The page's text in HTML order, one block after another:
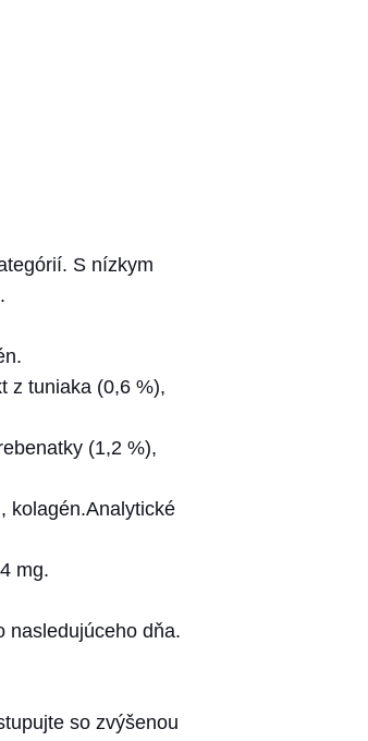
S nízkym
z tuniaka (0,6 %),
(1,2 %),
kolagén.Analytické
mg.
nasledujúceho dňa.
so zvýšenou